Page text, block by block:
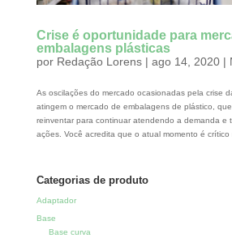
Crise é oportunidade para
embalagens plásticas
por Redação Lorens| ago 14, 2020|
As oscilações do mercado ocasionadas pela crise
atingem o mercado de embalagens de plástico,
reinventar para continuar atendendo a demanda e
ações. Você acredita que o atual momento é crítico
Categorias de produto
Adaptador
Base
Base curva